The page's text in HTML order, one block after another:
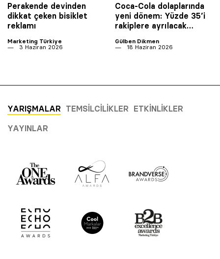
Perakende devinden
dikkat çeken bisiklet
reklamı
Marketing Türkiye
3 Haziran 2026
Coca-Cola dolaplarında
yeni dönem: Yüzde 35’i
rakiplere ayrılacak…
Gülben Dikmen
18 Haziran 2026
YARIŞMALAR TEMSILCILIKLER ETKINLIKLER
YAYINLAR